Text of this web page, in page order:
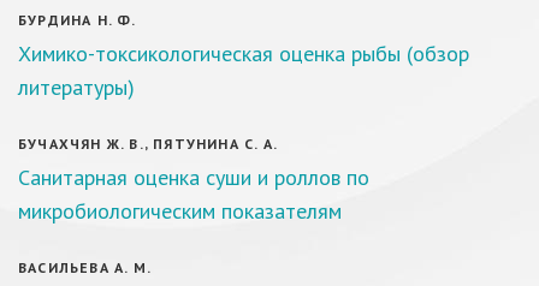
БУРДИНА Н. Ф.
Химико-токсикологическая оценка рыбы (обзор
литературы)
БУЧАХЧЯН Ж. В., ПЯТУНИНА С. А.
Санитарная оценка суши и роллов по
микробиологическим показателям
ВАСИЛЬЕВА А. М.